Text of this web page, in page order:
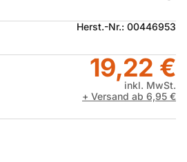
Herst.-Nr.: 00446953
19,22 €
inkl. MwSt.
+ Versand ab 6,95 €